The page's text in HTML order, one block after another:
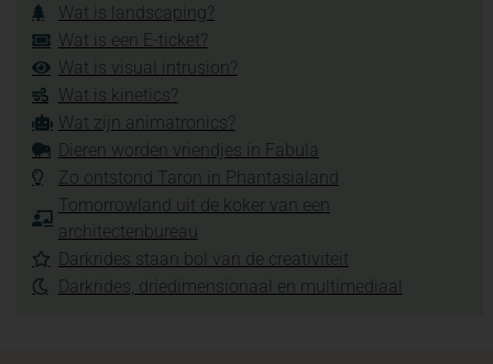
Wat is landscaping?
Wat is een E-ticket?
Wat is visual intrusion?
Wat is kinetics?
Wat zijn animatronics?
Dieren worden vriendjes in Fabula
Zo ontstond Taron in Phantasialand
Tomorrowland uit de koker van een
architectenbureau
Darkrides staan bol van de creativiteit
Darkrides, driedimensionaal en multimediaal